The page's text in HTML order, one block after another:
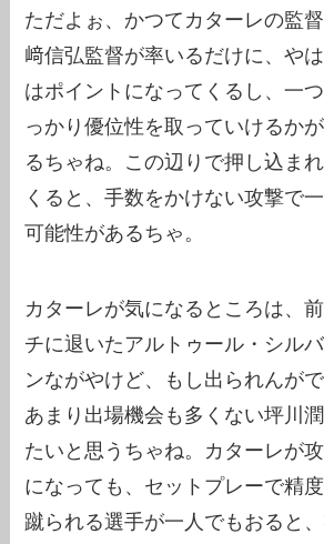
ただよぉ、かつてカターレの監
﨑信弘監督が率いるだけに、や
はポイントになってくるし、一
っかり優位性を取っていけるか
るちゃね。この辺りで押し込ま
くると、手数をかけない攻撃で
可能性があるちゃ。
カターレが気になるところは、
チに退いたアルトゥール・シル
ンながやけど、もし出られんが
あまり出場機会も多くない坪川
たいと思うちゃね。カターレが
になっても、セットプレーで精
蹴られる選手が一人でもおると